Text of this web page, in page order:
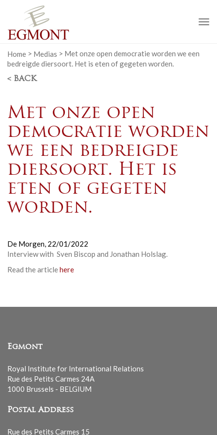
Home > Medias > Met onze open democratie worden we een
bedreigde diersoort. Het is eten of gegeten worden.
< BACK
Met onze open
democratie worden
we een bedreigde
diersoort. Het is
eten of gegeten
worden.
De Morgen, 22/01/2022
Interview with Sven Biscop and Jonathan Holslag.
Read the articlehere
Egmont
Royal Institute for International Relations
Rue des Petits Carmes 24A
1000 Brussels - BELGIUM
Postal Address
Rue des Petits Carmes 15